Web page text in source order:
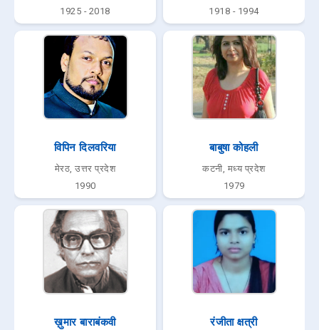
1925 - 2018
1918 - 1994
विपिन दिलवरिया
मेरठ, उत्तर प्रदेश
1990
बाबुषा कोहली
कटनी, मध्य प्रदेश
1979
ख़ुमार बाराबंकवी रंजीता क्षत्री